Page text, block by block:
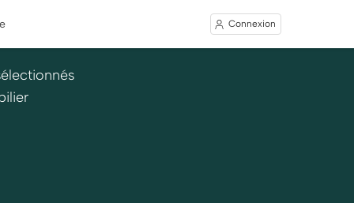
Connexion